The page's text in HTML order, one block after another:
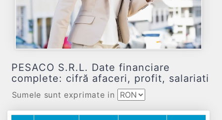
PESACO S.R.L. Date financiare
complete: cifră afaceri, profit, salariati
Sumele sunt exprimate in